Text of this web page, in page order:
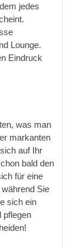
jedes
Lounge.
Eindruck
was man
markanten
auf Ihr
bald den
für eine
Sie
sich ein
pflegen